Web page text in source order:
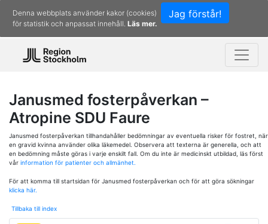
Jag förstår!
Denna webbplats använder kakor (cookies)
för statistik och anpassat innehåll. Läs mer.
Janusmed fosterpåverkan –
Atropine SDU Faure
Janusmed fosterpåverkan tillhandahåller bedömningar av eventuella risker för fostret, när
en gravid kvinna använder olika läkemedel. Observera att texterna är generella, och att
en bedömning måste göras i varje enskilt fall. Om du inte är medicinskt utbildad, läs först
vår information för patienter och allmänhet.
För att komma till startsidan för Janusmed fosterpåverkan och för att göra sökningar
klicka här.
Tillbaka till index